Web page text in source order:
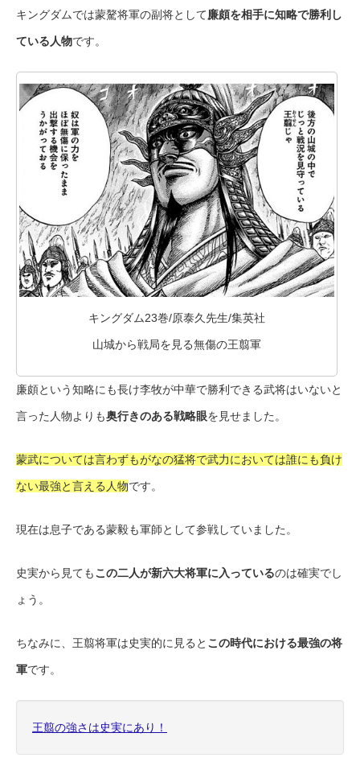
キングダムでは蒙驁将軍の副将として廉頗を相手に知略で勝利し
ている人物です。
キングダム23巻/原泰久先生/集英社
山城から戦局を見る無傷の王翦軍
廉頗という知略にも長け李牧が中華で勝利できる武将はいないと
言った人物よりも奥行きのある戦略眼を見せました。
蒙武については言わずもがなの猛将で武力においては誰にも負け
ない最強と言える人物です。
現在は息子である蒙毅も軍師として参戦していました。
史実から見てもこの二人が新六大将軍に入っているのは確実でし
ょう。
ちなみに、王翦将軍は史実的に見ると この時代における最強の将
軍です。
王翦の強さは史実にあり！